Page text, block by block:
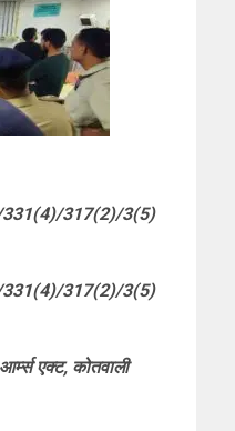
331(4)/317(2)/3(5)
331(4)/317(2)/3(5)
एक्ट, कोतवाली